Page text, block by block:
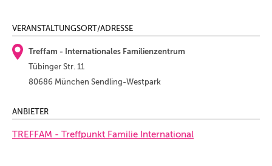
VERANSTALTUNGSORT/ADRESSE
Treffam - Internationales Familienzentrum
Tübinger Str. 11
80686 München Sendling-Westpark
ANBIETER
TREFFAM - Treffpunkt Familie International